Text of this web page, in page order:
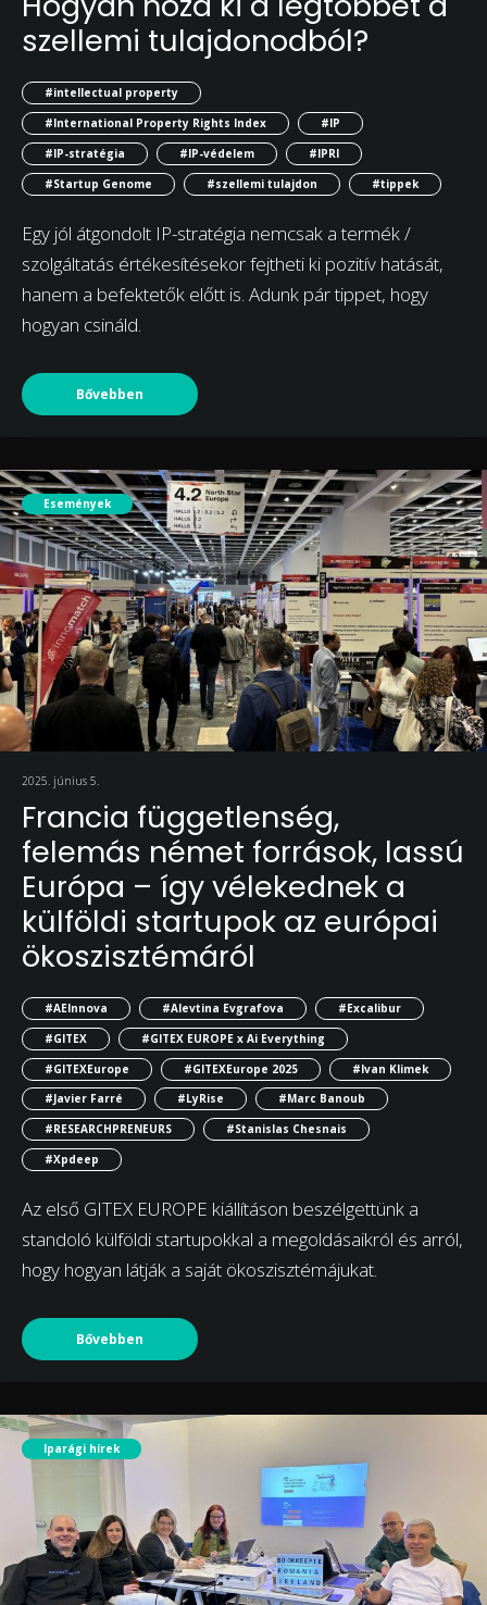
szellemi tulajdonodból?
#intellectual property
#International Property Rights Index
#IP
#IP-stratégia
#IP-védelem
#IPRI
#Startup Genome
#szellemi tulajdon #tippek
Egy jól átgondolt IP-stratégia nemcsak a termék /
szolgáltatás értékesítésekor fejtheti ki pozitív hatását,
hanem a befektetők előtt is. Adunk pár tippet, hogy
hogyan csináld.
Bővebben
Események
2025. június 5.
Francia függetlenség,
felemás német források, lassú
Európa – így vélekednek a
külföldi startupok az európai
ökoszisztémáról
#AEInnova #Alevtina Evgrafova
#Excalibur
#GITEX
#GITEX EUROPE x Ai Everything
#GITEXEurope
#GITEXEurope 2025
#Ivan Klimek
#Javier Farré
#LyRise
#Marc Banoub
#RESEARCHPRENEURS
#Stanislas Chesnais
#Xpdeep
Az első GITEX EUROPE kiállításon beszélgettünk a
standoló külföldi startupokkal a megoldásaikról és arról,
hogy hogyan látják a saját ökoszisztémájukat.
Bővebben
Iparági hírek